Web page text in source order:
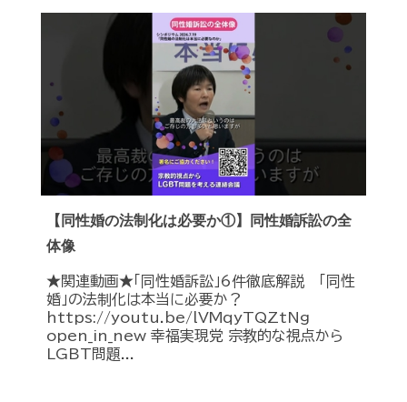
【同性婚の法制化は必要か①】同性婚訴訟の全
体像
★関連動画★「同性婚訴訟」6件徹底解説 「同性
婚」の法制化は本当に必要か？
https://youtu.be/lVMqyTQZtNg
open_in_new 幸福実現党 宗教的な視点から
LGBT問題...